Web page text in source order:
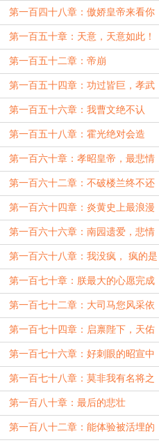
后梦
第一百四十八章：傲娇皇帝来看你
了
第一百五十章：天意，天意如此！
第一百五十二章：帝崩
第一百五十四章：功过皆巨，孝武
皇帝
第一百五十六章：我曹文绝不认
输，定要与白起死战到底
第一百五十八章：霍光绝对会造
反！
第一百六十章：孝昭皇帝，最悲情
的皇帝
第一百六十二章：不破楼兰终不还
第一百六十四章：炎黄史上最浪漫
的情书
第一百六十六章：南园遗爱，悲情
故事
第一百六十八章：我没疯， 疯的是
你们
第一百七十章：朕最大的心愿完成
了
第一百七十二章：大司马您风采依
旧，而小王已垂垂老矣
第一百七十四章：启禀陛下，天佑
大汉
第一百七十六章：好刺眼的昭宣中
兴
第一百七十八章：莫非我有名将之
资？
第一百八十章：最后的悲壮
第一百八十二章：能体验被活埋的